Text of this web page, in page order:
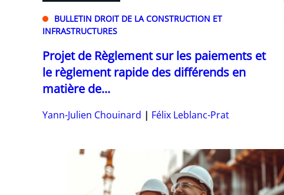
BULLETIN DROIT DE LA CONSTRUCTION ET
INFRASTRUCTURES
Projet de Règlement sur les paiements et
le règlement rapide des différends en
matière de...
Yann-Julien Chouinard Félix Leblanc-Prat